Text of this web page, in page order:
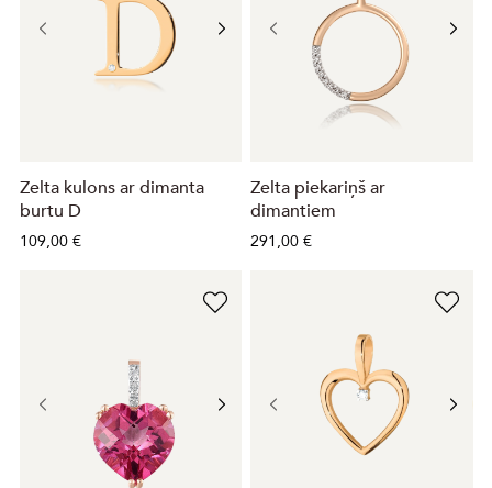
Zelta kulons ar dimanta
burtu D
109,00 €
Zelta piekariņš ar
dimantiem
291,00 €